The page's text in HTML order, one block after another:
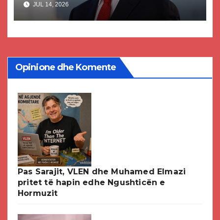
paligjshëm të selisë së VMRO-
DPMNE-së
JUL 14, 2026
Opinione dhe Komente
Pas Sarajit, VLEN dhe Muhamed Elmazi
pritet të hapin edhe Ngushticën e
Hormuzit